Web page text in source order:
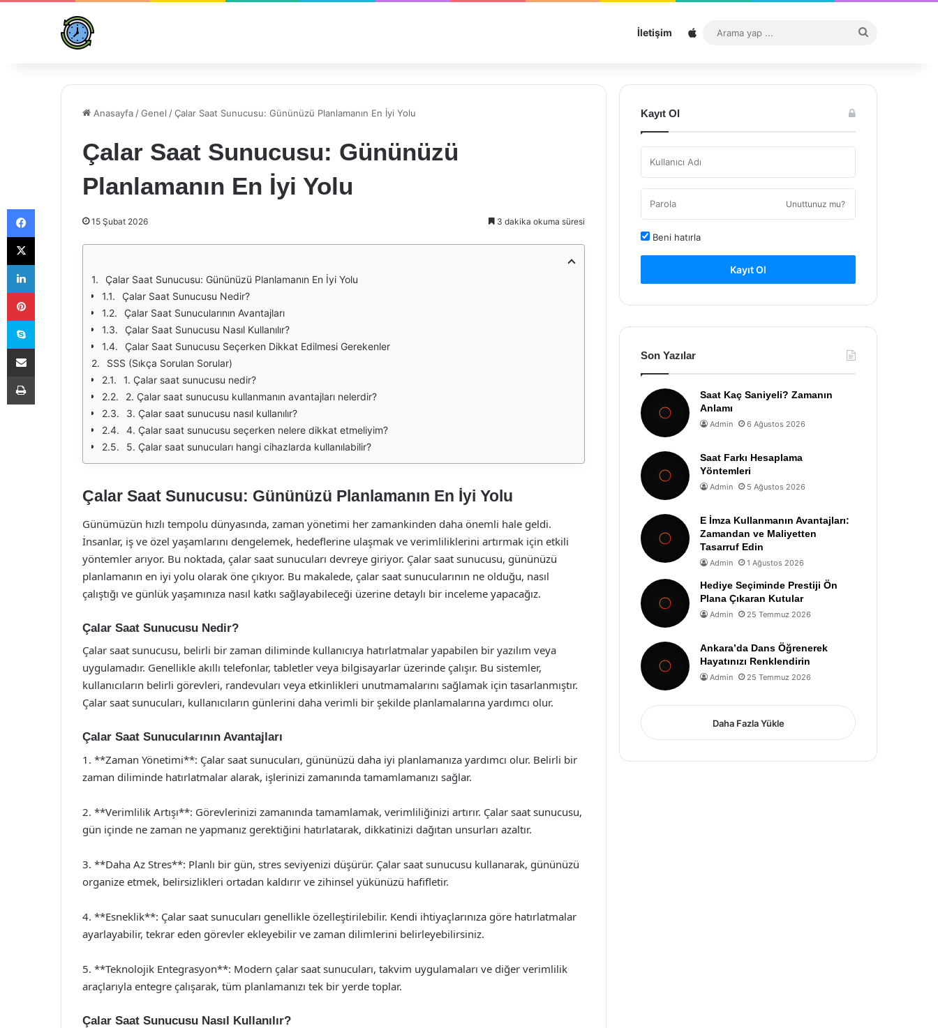
İletişim Sitemap
...
Anasayfa /Genel /Çalar Saat Sunucusu: Gününüzü Planlamanın En İyi Yolu
Çalar Saat Sunucusu: Gününüzü
Planlamanın En İyi Yolu
15 Şubat 2026 3 dakika okuma süresi
Çalar Saat Sunucusu: Gününüzü Planlamanın En İyi Yolu
Çalar Saat Sunucusu Nedir?
Çalar Saat Sunucularının Avantajları
Çalar Saat Sunucusu Nasıl Kullanılır?
Çalar Saat Sunucusu Seçerken Dikkat Edilmesi Gerekenler
SSS (Sıkça Sorulan Sorular)
1. Çalar saat sunucusu nedir?
2. Çalar saat sunucusu kullanmanın avantajları nelerdir?
3. Çalar saat sunucusu nasıl kullanılır?
4. Çalar saat sunucusu seçerken nelere dikkat etmeliyim?
5. Çalar saat sunucuları hangi cihazlarda kullanılabilir?
Çalar Saat Sunucusu: Gününüzü Planlamanın En İyi Yolu
Günümüzün hızlı tempolu dünyasında, zaman yönetimi her zamankinden daha önemli hale geldi.
İnsanlar, iş ve özel yaşamlarını dengelemek, hedeflerine ulaşmak ve verimliliklerini artırmak için etkili
yöntemler arıyor. Bu noktada, çalar saat sunucuları devreye giriyor. Çalar saat sunucusu, gününüzü
planlamanın en iyi yolu olarak öne çıkıyor. Bu makalede, çalar saat sunucularının ne olduğu, nasıl
çalıştığı ve günlük yaşamınıza nasıl katkı sağlayabileceği üzerine detaylı bir inceleme yapacağız.
Çalar Saat Sunucusu Nedir?
Çalar saat sunucusu, belirli bir zaman diliminde kullanıcıya hatırlatmalar yapabilen bir yazılım veya
uygulamadır. Genellikle akıllı telefonlar, tabletler veya bilgisayarlar üzerinde çalışır. Bu sistemler,
kullanıcıların belirli görevleri, randevuları veya etkinlikleri unutmamalarını sağlamak için tasarlanmıştır.
Çalar saat sunucuları, kullanıcıların günlerini daha verimli bir şekilde planlamalarına yardımcı olur.
Çalar Saat Sunucularının Avantajları
1. **Zaman Yönetimi**: Çalar saat sunucuları, gününüzü daha iyi planlamanıza yardımcı olur. Belirli bir
zaman diliminde hatırlatmalar alarak, işlerinizi zamanında tamamlamanızı sağlar.
2. **Verimlilik Artışı**: Görevlerinizi zamanında tamamlamak, verimliliğinizi artırır. Çalar saat sunucusu,
gün içinde ne zaman ne yapmanız gerektiğini hatırlatarak, dikkatinizi dağıtan unsurları azaltır.
3. **Daha Az Stres**: Planlı bir gün, stres seviyenizi düşürür. Çalar saat sunucusu kullanarak, gününüzü
organize etmek, belirsizlikleri ortadan kaldırır ve zihinsel yükünüzü hafifletir.
4. **Esneklik**: Çalar saat sunucuları genellikle özelleştirilebilir. Kendi ihtiyaçlarınıza göre hatırlatmalar
ayarlayabilir, tekrar eden görevler ekleyebilir ve zaman dilimlerini belirleyebilirsiniz.
5. **Teknolojik Entegrasyon**: Modern çalar saat sunucuları, takvim uygulamaları ve diğer verimlilik
araçlarıyla entegre çalışarak, tüm planlamanızı tek bir yerde toplar.
Çalar Saat Sunucusu Nasıl Kullanılır?
Kayıt Ol
Unuttunuz mu?
Beni hatırla
Kayıt Ol
Son Yazılar
Saat Kaç Saniyeli? Zamanın
Anlamı
Admin 6 Ağustos 2026
Saat Farkı Hesaplama
Yöntemleri
Admin 5 Ağustos 2026
E İmza Kullanmanın Avantajları:
Zamandan ve Maliyetten
Tasarruf Edin
Admin 1 Ağustos 2026
Hediye Seçiminde Prestiji Ön
Plana Çıkaran Kutular
Admin 25 Temmuz 2026
Ankara’da Dans Öğrenerek
Hayatınızı Renklendirin
Admin 25 Temmuz 2026
Daha Fazla Yükle
Facebook
X
LinkedIn
Pinterest
Skype
E-Posta ile paylaş